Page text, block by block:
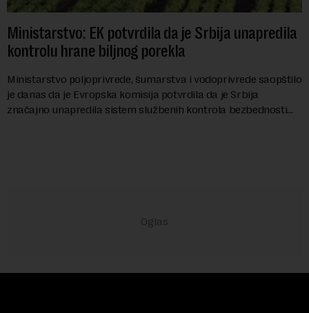
Ministarstvo: EK potvrdila da je Srbija unapredila
kontrolu hrane biljnog porekla
Ministarstvo poljoprivrede, šumarstva i vodoprivrede saopštilo
je danas da je Evropska komisija potvrdila da je Srbija
značajno unapredila sistem službenih kontrola bezbednosti